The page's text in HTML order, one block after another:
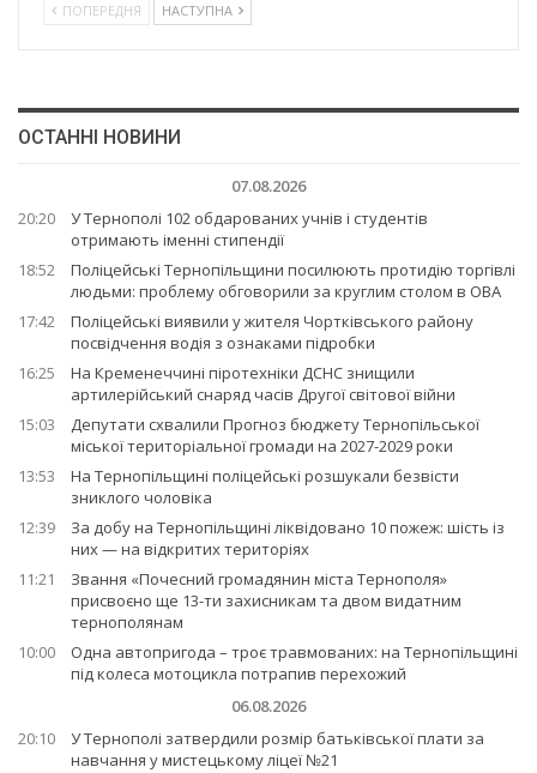
ПОПЕРЕДНЯ НАСТУПНА
ОСТАННІ НОВИНИ
07.08.2026
20:20
У Тернополі 102 обдарованих учнів і студентів
отримають іменні стипендії
18:52
Поліцейські Тернопільщини посилюють протидію торгівлі
людьми: проблему обговорили за круглим столом в ОВА
17:42
Поліцейські виявили у жителя Чортківського району
посвідчення водія з ознаками підробки
16:25
На Кременеччині піротехніки ДСНС знищили
артилерійський снаряд часів Другої світової війни
15:03
Депутати схвалили Прогноз бюджету Тернопільської
міської територіальної громади на 2027-2029 роки
13:53
На Тернопільщині поліцейські розшукали безвісти
зниклого чоловіка
12:39
За добу на Тернопільщині ліквідовано 10 пожеж: шість із
них — на відкритих територіях
11:21
Звання «Почесний громадянин міста Тернополя»
присвоєно ще 13-ти захисникам та двом видатним
тернополянам
10:00
Одна автопригода – троє травмованих: на Тернопільщині
під колеса мотоцикла потрапив перехожий
06.08.2026
20:10
У Тернополі затвердили розмір батьківської плати за
навчання у мистецькому ліцеї №21